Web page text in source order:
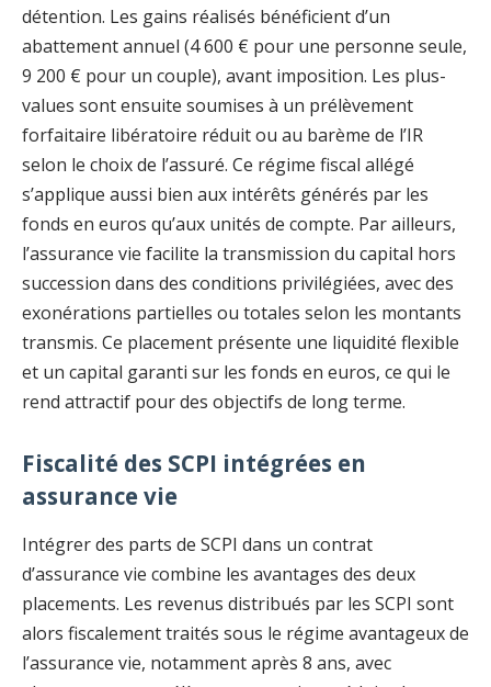
détention. Les gains réalisés bénéficient d’un
abattement annuel (4 600 € pour une personne seule,
9 200 € pour un couple), avant imposition. Les plus-
values sont ensuite soumises à un prélèvement
forfaitaire libératoire réduit ou au barème de l’IR
selon le choix de l’assuré. Ce régime fiscal allégé
s’applique aussi bien aux intérêts générés par les
fonds en euros qu’aux unités de compte. Par ailleurs,
l’assurance vie facilite la transmission du capital hors
succession dans des conditions privilégiées, avec des
exonérations partielles ou totales selon les montants
transmis. Ce placement présente une liquidité flexible
et un capital garanti sur les fonds en euros, ce qui le
rend attractif pour des objectifs de long terme.
Fiscalité des SCPI intégrées en
assurance vie
Intégrer des parts de SCPI dans un contrat
d’assurance vie combine les avantages des deux
placements. Les revenus distribués par les SCPI sont
alors fiscalement traités sous le régime avantageux de
l’assurance vie, notamment après 8 ans, avec